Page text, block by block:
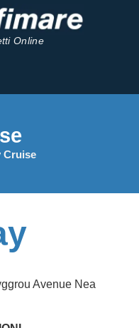
Online
Cruise
Avenue Nea